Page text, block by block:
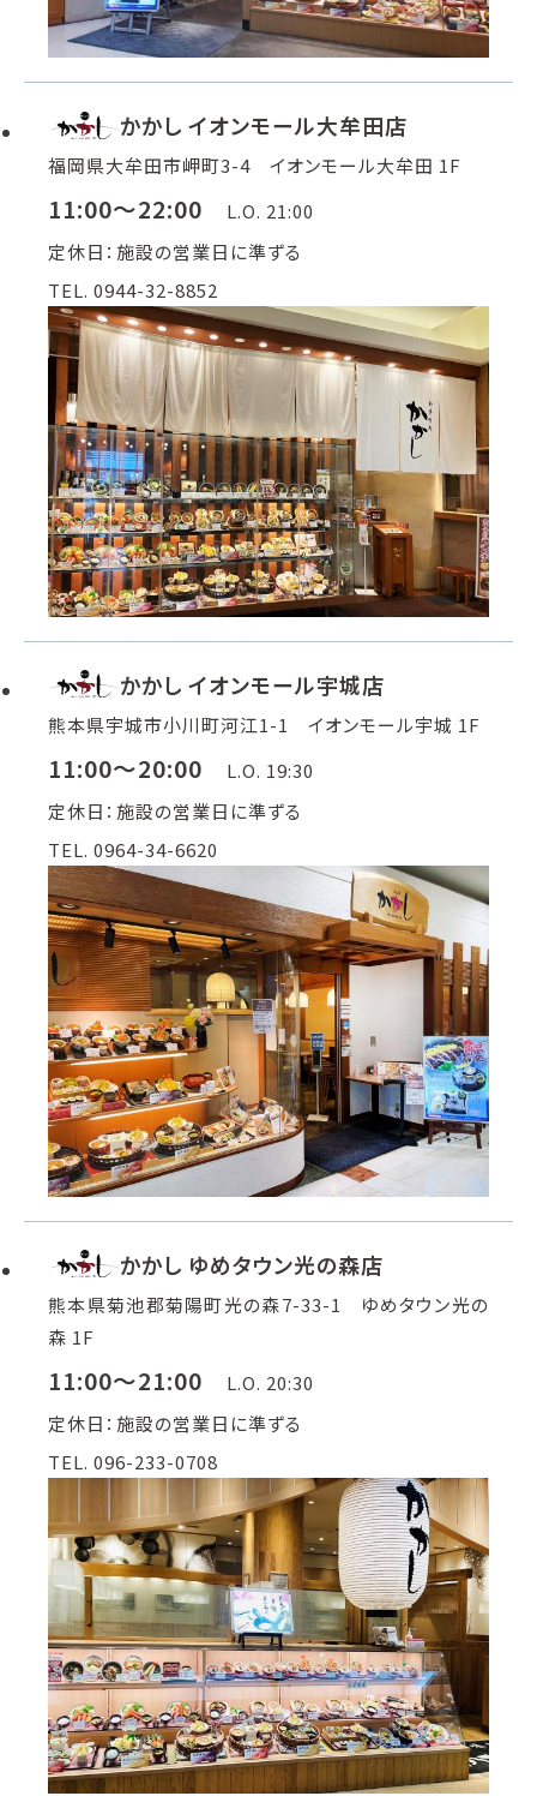
かかし イオンモール大牟田店
福岡県大牟田市岬町3-4 イオンモール大牟田 1F
11:00～22:00
L.O. 21:00
定休日：施設の営業日に準ずる
TEL. 0944-32-8852
かかし イオンモール宇城店
熊本県宇城市小川町河江1-1 イオンモール宇城 1F
11:00～20:00
L.O. 19:30
定休日：施設の営業日に準ずる
TEL. 0964-34-6620
かかし ゆめタウン光の森店
熊本県菊池郡菊陽町光の森7-33-1 ゆめタウン光の
森 1F
11:00～21:00
L.O. 20:30
定休日：施設の営業日に準ずる
TEL. 096-233-0708